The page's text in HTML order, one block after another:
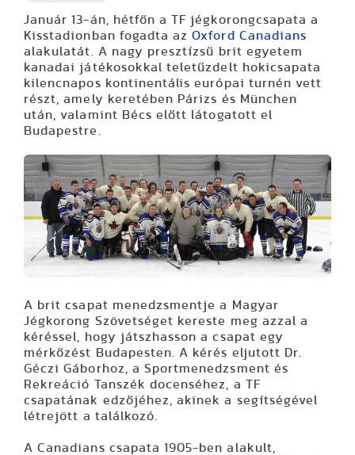
Január 13-án, hétfőn a TF jégkorongcsapata a
Kisstadionban fogadta azOxford Canadians
alakulatát. A nagy presztízsű brit egyetem
kanadai játékosokkal teletűzdelt hokicsapata
kilencnapos kontinentális európai turnén vett
részt, amely keretében Párizs és München
után, valamint Bécs előtt látogatott el
Budapestre.
A brit csapat menedzsmentje a Magyar
Jégkorong Szövetséget kereste meg azzal a
kéréssel, hogy játszhasson a csapat egy
mérkőzést Budapesten. A kérés eljutott Dr.
Géczi Gáborhoz, a Sportmenedzsment és
Rekreáció Tanszék docenséhez, a TF
csapatának edzőjéhez, akinek a segítségével
létrejött a találkozó.
A Canadians csapata 1905-ben alakult,